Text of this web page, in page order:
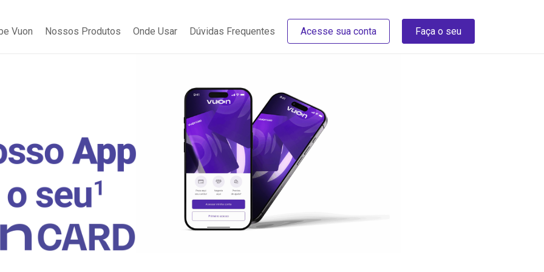
Vuon Nossos Produtos Onde Usar Dúvidas Frequentes Acesse sua conta Faça o seu